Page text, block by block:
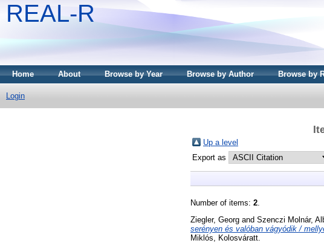
REAL-R
Home About Browse by Year Browse by Author Browse by
Login
Up a level
Export as
Number of items: 2
Ziegler, Georg and Szenczi Molnár,
serényen és valóban vágyódik /
Miklós, Kolosváratt.